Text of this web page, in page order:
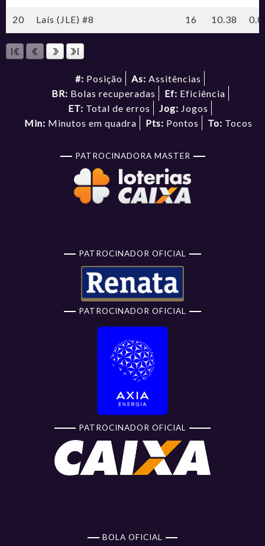
20 Laís (JLE) #8 16 10.38
#: Posição As: Assitências
BR: Bolas recuperadas Ef: Eficiência
ET: Total de erros Jog: Jogos
Min: Minutos em quadra Pts: Pontos To: Tocos
PATROCINADORA MASTER
PATROCINADOR OFICIAL
PATROCINADOR OFICIAL
PATROCINADOR OFICIAL
BOLA OFICIAL